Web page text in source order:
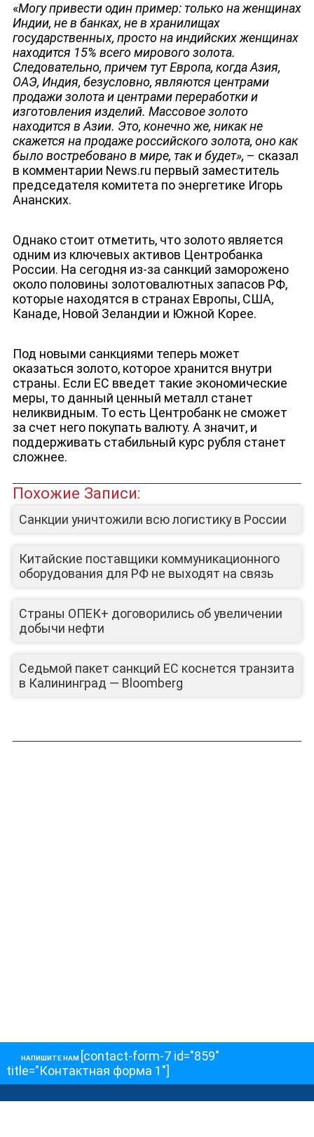
ЮТУБ-КАНАЛ
ЛИЦА КАНАЛА
«Могу привести один пример: только на женщинах
Индии, не в банках, не в хранилищах
государственных, просто на индийских женщинах
находится 15% всего мирового золота.
Следовательно, причем тут Европа, когда Азия,
ОАЭ, Индия, безусловно, являются центрами
продажи золота и центрами переработки и
изготовления изделий. Массовое золото
находится в Азии. Это, конечно же, никак не
скажется на продаже российского золота, оно как
было востребовано в мире, так и будет», – сказал
в комментарии News.ru первый заместитель
председателя комитета по энергетике Игорь
Ананских.
Однако стоит отметить, что золото является
одним из ключевых активов Центробанка
России. На сегодня из-за санкций заморожено
около половины золотовалютных запасов РФ,
которые находятся в странах Европы, США,
Канаде, Новой Зеландии и Южной Корее.
Под новыми санкциями теперь может
оказаться золото, которое хранится внутри
страны. Если ЕС введет такие экономические
меры, то данный ценный металл станет
неликвидным. То есть Центробанк не сможет
за счет него покупать валюту. А значит, и
поддерживать стабильный курс рубля станет
сложнее.
Похожие Записи:
Санкции уничтожили всю логистику в России
Китайские поставщики коммуникационного
оборудования для РФ не выходят на связь
Страны ОПЕК+ договорились об увеличении
добычи нефти
Седьмой пакет санкций ЕС коснется транзита
в Калининград — Bloomberg
НАПИШИТЕ НАМ [contact-form-7 id="859"
title="Контактная форма 1"]